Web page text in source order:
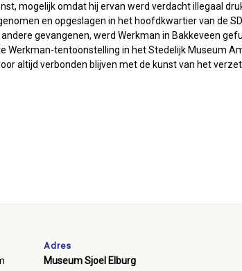
mogelijk omdat hij ervan werd verdacht illegaal
en opgeslagen in het hoofdkwartier van de
gevangenen, werd Werkman in Bakkeveen
Werkman-tentoonstelling in het Stedelijk Museum
altijd verbonden blijven met de kunst van het
Adres
Museum Sjoel Elburg